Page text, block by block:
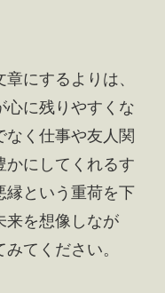
にするよりは、
心に残りやすくな
なく仕事や友人関
かにしてくれるす
縁という重荷を下
来を想像しなが
てください。